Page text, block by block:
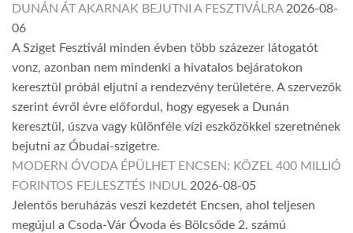
DUNÁN ÁT AKARNAK BEJUTNI A FESZTIVÁLRA 2026-08-
06
A Sziget Fesztivál minden évben több százezer látogatót
vonz, azonban nem mindenki a hivatalos bejáratokon
keresztül próbál eljutni a rendezvény területére. A szervezők
szerint évről évre előfordul, hogy egyesek a Dunán
keresztül, úszva vagy különféle vízi eszközökkel szeretnének
bejutni az Óbudai-szigetre.
MODERN ÓVODA ÉPÜLHET ENCSEN: KÖZEL 400 MILLIÓ
FORINTOS FEJLESZTÉS INDUL 2026-08-05
Jelentős beruházás veszi kezdetét Encsen, ahol teljesen
megújul a Csoda-Vár Óvoda és Bölcsőde 2. számú